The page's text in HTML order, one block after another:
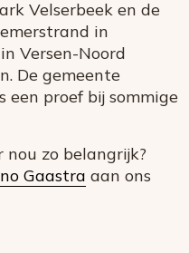
Velserbeek en de
in
Versen-Noord
De gemeente
proef bij sommige
zo belangrijk?
Gaastra aan ons